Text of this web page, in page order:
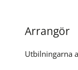
Arrangör
Utbilningarna